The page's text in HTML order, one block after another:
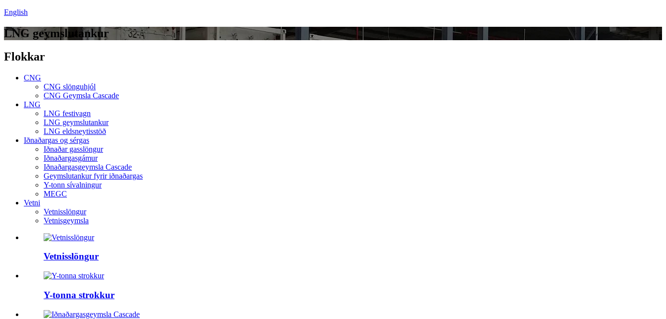
English
LNG geymslutankur
Flokkar
CNG
CNG slönguhjól
CNG Geymsla Cascade
LNG
LNG festivagn
LNG geymslutankur
LNG eldsneytisstöð
Iðnaðargas og sérgas
Iðnaðar gasslöngur
Iðnaðargasgámur
Iðnaðargasgeymsla Cascade
Geymslutankur fyrir iðnaðargas
Y-tonn sívalningur
MEGC
Vetni
Vetnisslöngur
Vetnisgeymsla
Vetnisslöngur
Y-tonna strokkur